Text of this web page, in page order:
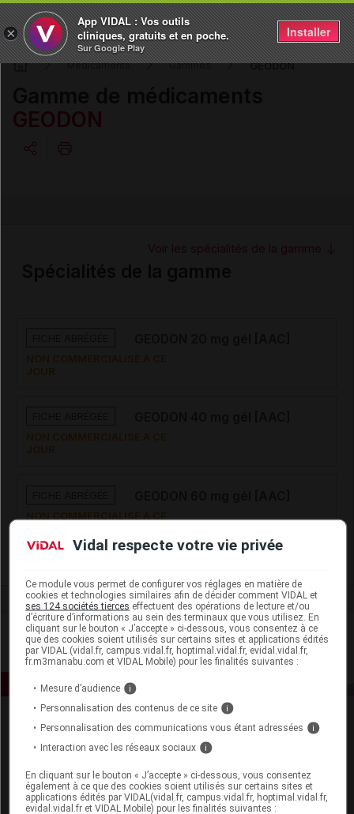
Médicaments Gammes GEODON
GEODON
Voir les spécialités de la gamme
NON COMMERCIALISÉ À CE
JOUR
NON COMMERCIALISÉ À CE
JOUR
NON COMMERCIALISÉ À CE
Espace produit
×
App VIDAL : Vos outils
cliniques, gratuits et en poche.
Sur Google Play
Installer
Vidal respecte votre vie privée
Ce module vous permet de configurer vos réglages en matière de
cookies et technologies similaires afin de décider comment VIDAL et
ses 124 sociétés tierces effectuent des opérations de lecture et/ou
d’écriture d’informations au sein des terminaux que vous utilisez. En
cliquant sur le bouton « J’accepte » ci-dessous, vous consentez à ce
que des cookies soient utilisés sur certains sites et applications édités
par VIDAL (vidal.fr, campus.vidal.fr, hoptimal.vidal.fr, evidal.vidal.fr,
fr.m3manabu.com et VIDAL Mobile) pour les finalités suivantes :
Mesure d’audience i
Personnalisation des contenus de ce site i
Personnalisation des communications vous étant adressées i
Interaction avec les réseaux sociaux i
En cliquant sur le bouton « J’accepte » ci-dessous, vous consentez
également à ce que des cookies soient utilisés sur certains sites et
applications édités par VIDAL(vidal.fr, campus.vidal.fr, hoptimal.vidal.fr,
evidal.vidal.fr et VIDAL Mobile) pour les finalités suivantes :